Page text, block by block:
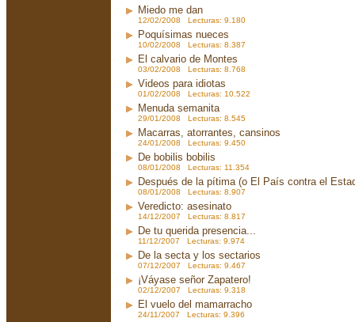
Miedo me dan
12/02/2008 Lecturas: 9.180
Poquísimas nueces
10/02/2008 Lecturas: 8.387
El calvario de Montes
03/02/2008 Lecturas: 8.768
Videos para idiotas
01/02/2008 Lecturas: 10.522
Menuda semanita
29/01/2008 Lecturas: 8.545
Macarras, atorrantes, cansinos
24/01/2008 Lecturas: 9.450
De bobilis bobilis
08/01/2008 Lecturas: 11.354
Después de la pítima (o El País contra el
08/01/2008 Lecturas: 8.907
Veredicto: asesinato
14/12/2007 Lecturas: 8.817
De tu querida presencia...
11/12/2007 Lecturas: 9.974
De la secta y los sectarios
07/12/2007 Lecturas: 9.467
¡Váyase señor Zapatero!
02/12/2007 Lecturas: 9.318
El vuelo del mamarracho
24/11/2007 Lecturas: 9.396